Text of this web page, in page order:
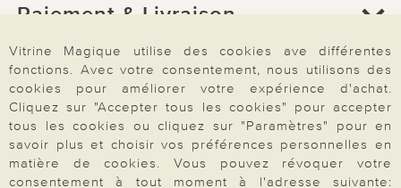
Paiement & Livraison
À propos de nous
Besoin d'aide?
Vitrine Magique utilise des cookies ave différentes
fonctions. Avec votre consentement, nous utilisons des
cookies pour améliorer votre expérience d'achat.
Cliquez sur "Accepter tous les cookies" pour accepter
tous les cookies ou cliquez sur "Paramètres" pour en
savoir plus et choisir vos préférences personnelles en
matière de cookies. Vous pouvez révoquer votre
consentement à tout moment à l'adresse suivante: